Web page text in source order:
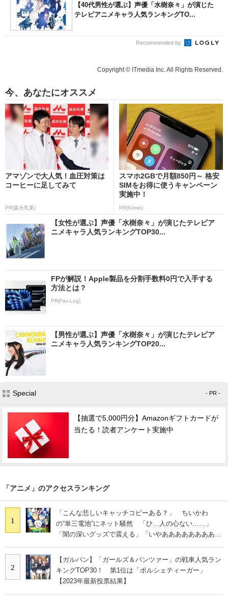
【40代男性が選ぶ】声優「水樹奈々」が演じた
テレビアニメキャラ人気ランキングTO...
Recommended by
Copyright © ITmedia Inc. All Rights Reserved.
今、あなたにオススメ
アマゾンで大人気！血圧対策は
コーヒーに足してみて
PR(森永乳業)
スマホ2GBで月額850円～ 格安
SIMをお得に使うキャンペーン
実施中！
PR(IIJmio)
【女性が選ぶ】声優「水樹奈々」が演じたテレビア
ニメキャラ人気ランキングTOP30...
FPが解説！Apple製品を分割手数料0円で入手する
方法とは？
PR(Fav-Log)
【男性が選ぶ】声優「水樹奈々」が演じたテレビア
ニメキャラ人気ランキングTOP20...
Special - PR -
【抽選で5,000円分】Amazonギフトカードが
当たる！読者アンケート実施中
「アニメ」のアクセスランキング
1
「こんな悲しいキャッチコピーある？」 ちいかわ
の“単三電池”にネット騒然 「ひ…人の心ない……」
「闇の深いグッズで震える」「いやあああああああああ
2
【ガルパン】「ガールズ＆パンツァー」の戦車人気ラン
キングTOP30！ 第1位は「ポルシェティーガー」
【2023年最新投票結果】